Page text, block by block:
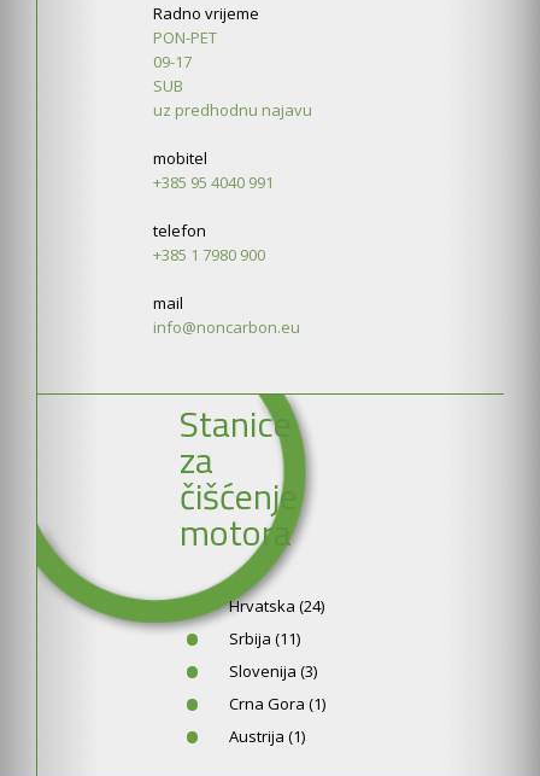
Radno vrijeme
PON-PET
09-17
SUB
uz predhodnu najavu
mobitel
+385 95 4040 991
telefon
+385 1 7980 900
mail
info@noncarbon.eu
Stanice
za
čišćenje
motora
Hrvatska (24)
Srbija (11)
Slovenija (3)
Crna Gora (1)
Austrija (1)